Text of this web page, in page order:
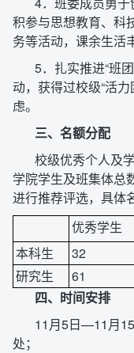
积参与思想教育、科
务等活动，课余生活
5．扎实推进“班
动，获得过校级“活
虑。
三、名额分配
校级优秀个人及
学院学生及班集体总
进行推荐评选，具体
优秀学生
本科生
32
研究生
61
四、 时间安排
11月5日—11月
处；